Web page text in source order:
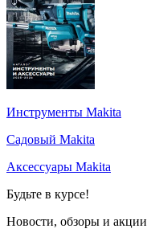
Инструменты Makita
Садовый Makita
Аксессуары Makita
Будьте в курсе!
Новости, обзоры и акции